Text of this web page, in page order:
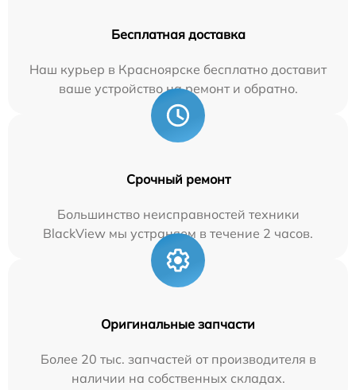
Бесплатная доставка
Наш курьер в Красноярске бесплатно доставит
ваше устройство на ремонт и обратно.
Срочный ремонт
Большинство неисправностей техники
BlackView мы устраняем в течение 2 часов.
Оригинальные запчасти
Более 20 тыс. запчастей от производителя в
наличии на собственных складах.